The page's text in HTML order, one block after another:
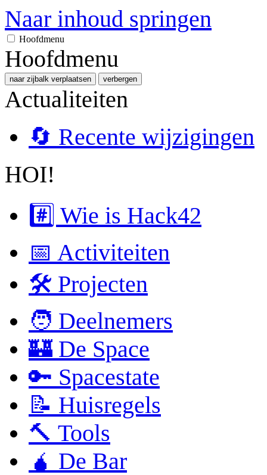
Naar inhoud springen
Hoofdmenu
Hoofdmenu
naar zijbalk verplaatsen verbergen
Actualiteiten
🔄 Recente wijzigingen
HOI!
#️⃣ Wie is Hack42
📅 Activiteiten
🛠 Projecten
🧑 Deelnemers
🏰 De Space
🔑 Spacestate
📝 Huisregels
🔨 Tools
🧉 De Bar